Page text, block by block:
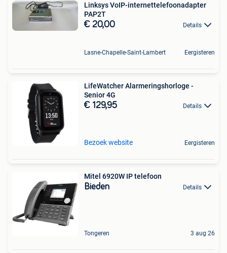
Linksys VoIP-internettelefoonadapter
PAP2T
€ 20,00 Details
Lasne-Chapelle-Saint-Lambert Eergisteren
LifeWatcher Alarmeringshorloge -
Senior 4G
€ 129,95 Details
Bezoek website Eergisteren
Mitel 6920W IP telefoon
Bieden Details
Tongeren 3 aug 26